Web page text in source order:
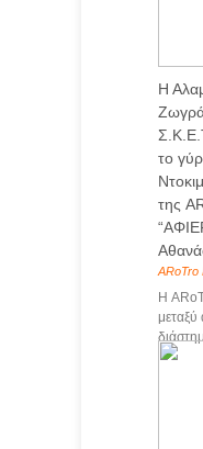
Η
το
της
ARoTro
Η
μεταξύ